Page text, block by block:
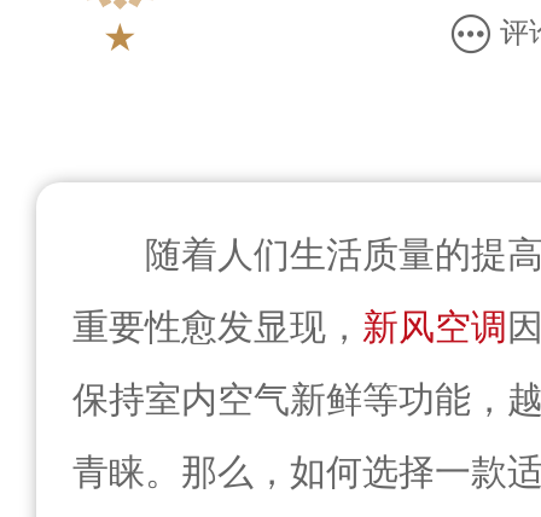
★ 评
随着人们生活质量的提
重要性愈发显现， 新风空调
保持室内空气新鲜等功能，
青睐。那么，如何选择一款